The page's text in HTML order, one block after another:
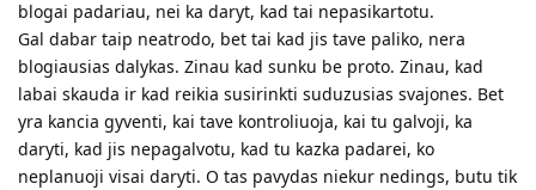
blogai padariau, nei ka daryt, kad tai nepasikartotu.
Gal dabar taip neatrodo, bet tai kad jis tave paliko, nera
blogiausias dalykas. Zinau kad sunku be proto. Zinau, kad
labai skauda ir kad reikia susirinkti suduzusias svajones. Bet
yra kancia gyventi, kai tave kontroliuoja, kai tu galvoji, ka
daryti, kad jis nepagalvotu, kad tu kazka padarei, ko
neplanuoji visai daryti. O tas pavydas niekur nedings, butu tik